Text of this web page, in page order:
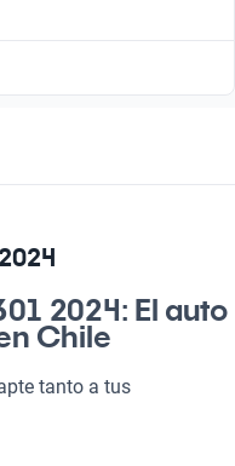
2024: El auto
Chile
tanto a tus
familiares? El